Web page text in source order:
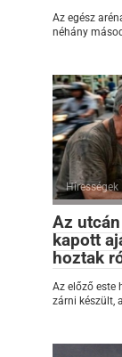
Az egész
néhány
Hírességek
Az
kapott
hoztak
Az előző este
zárni készült,